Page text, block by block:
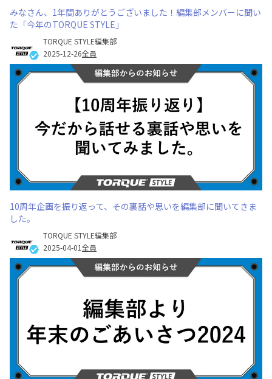
みなさん、1年間ありがとうございました！編集部メンバーに聞い
た「今年のTORQUE STYLE」
TORQUE STYLE編集部
2025-12-26全員
10周年企画を振り返って、その裏話や思いを編集部に聞いてきま
した。
TORQUE STYLE編集部
2025-04-01全員